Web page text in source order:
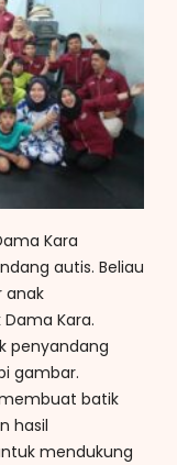
Kara
autis. Beliau
anak
Kara.
penyandang
gambar.
batik
hasil
mendukung